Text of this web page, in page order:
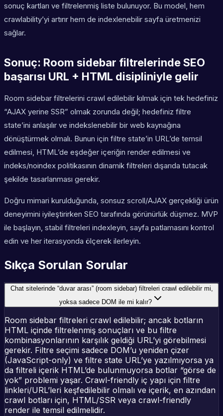
sonuç kartları ve filtrelenmiş liste bulunuyor. Bu model, hem
crawlability’yi artırır hem de indexlenebilir sayfa üretmenizi
sağlar.
Sonuç: Room sidebar filtrelerinde SEO
başarısı URL + HTML disipliniyle gelir
Room sidebar filtrelerini crawl edilebilir kılmak için tek hedefiniz
“AJAX yerine SSR” olmak zorunda değil; hedefiniz filtre
state’ini anlaşılır ve indekslenebilir bir web kaynağına
dönüştürmek olmalı. Bunun için filtre state’in URL’de temsil
edilmesi, HTML’de eşdeğer içeriğin render edilmesi ve
indeks/noindex politikasının dinamik filtreleri dışarıda tutacak
şekilde tasarlanması gerekir.
Doğru mimari kurulduğunda, sonsuz scroll/AJAX gerçekliği ürün
deneyimini iyileştirirken SEO tarafında görünürlük düşmez. MVP
ile başlayın, stabil filtreleri indexleyin, sayfa patlamasını kontrol
edin ve her iterasyonda ölçerek ilerleyin.
Sıkça Sorulan Sorular
Chat sitelerinde “duvar arası” (room sidebar) filtreleri crawl edilebilir mi,
yoksa sadece DOM ile mi kalır?
Room sidebar filtreleri crawl edilebilir; ancak botların
HTML içinde filtrelenmiş sonuçları ve bu filtre
kombinasyonlarının karşılık geldiği URL’yi görebilmesi
gerekir. Filtre seçimi sadece DOM’u yeniden çizer
(JavaScript-only) ve filtre state URL’ye yazılmıyorsa ya
da filtreli içerik HTML’de bulunmuyorsa botlar “görse de
yok” problemi yaşar. Crawl-friendly iç yapı için filtre
linkleri/URL’leri keşfedilebilir olmalı ve içerik, en azından
crawl botları için, HTML/SSR veya crawl-friendly
render ile temsil edilmelidir.